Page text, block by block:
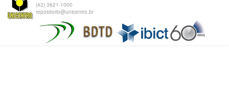
(42) 3621-1000
repositorio@unicentro.br